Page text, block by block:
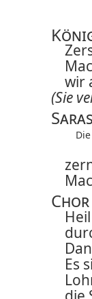
wir
(Sie
Die
Chor
Es